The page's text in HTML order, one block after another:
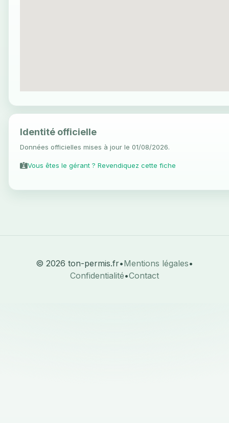
Identité officielle
Données officielles mises à jour le 01/08/2026.
Vous êtes le gérant ? Revendiquez cette fiche
© 2026 ton-permis.fr•Mentions légales•
Confidentialité•Contact